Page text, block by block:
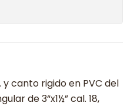
canto rigido en PVC del
de 3“x1½” cal. 18,